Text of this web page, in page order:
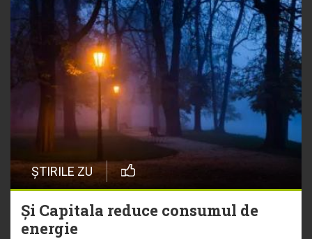
ȘTIRILE ZU
Și Capitala reduce consumul de
energie